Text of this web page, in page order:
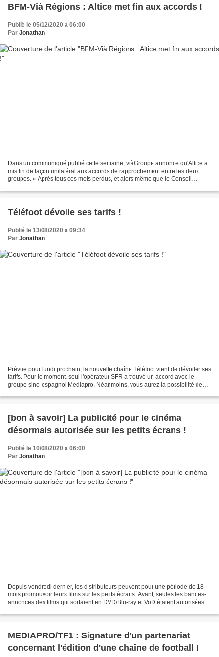
BFM-Vià Régions : Altice met fin aux accords !
Publié le 05/12/2020 à 06:00
Par Jonathan
Dans un communiqué publié cette semaine, viàGroupe annonce qu'Altice a
mis fin de façon unilatéral aux accords de rapprochement entre les deux
groupes. « Après tous ces mois perdus, et alors même que le Conseil
Téléfoot dévoile ses tarifs !
Publié le 13/08/2020 à 09:34
Par Jonathan
Prévue pour lundi prochain, la nouvelle chaîne Téléfoot vient de dévoiler ses
tarifs. Pour le moment, seul l'opérateur SFR a trouvé un accord avec le
groupe sino-espagnol Mediapro. Néanmoins, vous aurez la possibilité de
[bon à savoir] La publicité pour le cinéma
désormais autorisée sur les petits écrans !
Publié le 10/08/2020 à 06:00
Par Jonathan
Depuis vendredi dernier, les distributeurs peuvent pour une période de 18
mois promouvoir leurs films sur les petits écrans. Avant, seules les bandes-
annonces des films qui sortaient en DVD/Blu-ray et VoD étaient autorisées.
MEDIAPRO/TF1 : Signature d'un partenariat
concernant l'édition d'une chaîne de football !